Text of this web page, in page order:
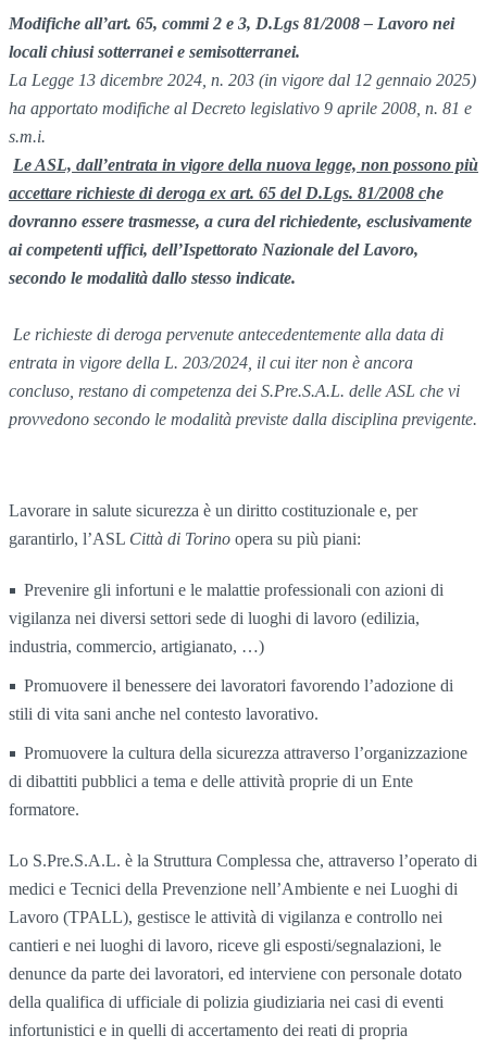
Modifiche all’art. 65, commi 2 e 3, D.Lgs 81/2008 – Lavoro nei
locali chiusi sotterranei e semisotterranei.
La Legge 13 dicembre 2024, n. 203 (in vigore dal 12 gennaio 2025)
ha apportato modifiche al Decreto legislativo 9 aprile 2008, n. 81 e
s.m.i.
Le ASL, dall’entrata in vigore della nuova legge, non possono più
accettare richieste di deroga ex art. 65 del D.Lgs. 81/2008 che
dovranno essere trasmesse, a cura del richiedente, esclusivamente
ai competenti uffici, dell’Ispettorato Nazionale del Lavoro,
secondo le modalità dallo stesso indicate.
Le richieste di deroga pervenute antecedentemente alla data di
entrata in vigore della L. 203/2024, il cui iter non è ancora
concluso, restano di competenza dei S.Pre.S.A.L. delle ASL che vi
provvedono secondo le modalità previste dalla disciplina previgente.
Lavorare in salute sicurezza è un diritto costituzionale e, per
garantirlo, l’ASL Città di Torino opera su più piani:
Prevenire gli infortuni e le malattie professionali con azioni di
vigilanza nei diversi settori sede di luoghi di lavoro (edilizia,
industria, commercio, artigianato, …)
Promuovere il benessere dei lavoratori favorendo l’adozione di
stili di vita sani anche nel contesto lavorativo.
Promuovere la cultura della sicurezza attraverso l’organizzazione
di dibattiti pubblici a tema e delle attività proprie di un Ente
formatore.
Lo S.Pre.S.A.L. è la Struttura Complessa che, attraverso l’operato di
medici e Tecnici della Prevenzione nell’Ambiente e nei Luoghi di
Lavoro (TPALL), gestisce le attività di vigilanza e controllo nei
cantieri e nei luoghi di lavoro, riceve gli esposti/segnalazioni, le
denunce da parte dei lavoratori, ed interviene con personale dotato
della qualifica di ufficiale di polizia giudiziaria nei casi di eventi
infortunistici e in quelli di accertamento dei reati di propria